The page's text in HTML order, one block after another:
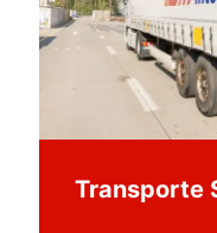
Transporte